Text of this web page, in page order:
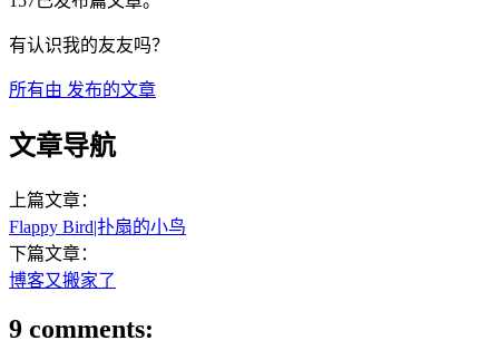
有认识我的友友吗？
所有由 发布的文章
文章导航
上篇文章：
Flappy Bird|扑扇的小鸟
下篇文章：
博客又搬家了
9 comments: